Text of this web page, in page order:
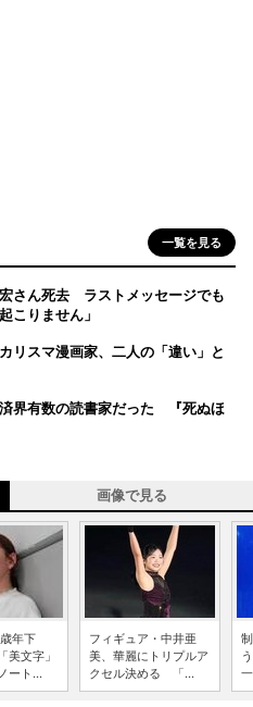
一覧を見る
さん死去 ラストメッセージでも
こりません」
スマ漫画家、二人の「違い」と
界有数の読書家だった 『死ぬほ
画像で見る
年下
美文字」
ート...
フィギュア・中井亜
美、華麗にトリプルア
クセル決める 「...